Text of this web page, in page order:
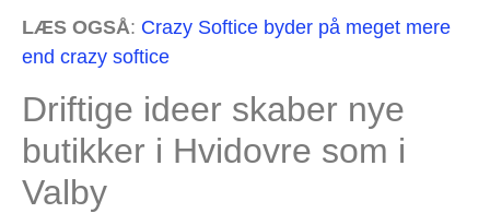
LÆS OGSÅ: Crazy Softice byder på meget mere
end crazy softice
Driftige ideer skaber nye
butikker i Hvidovre som i
Valby